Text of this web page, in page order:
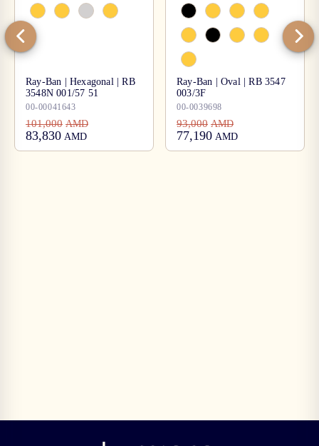
Ray-Ban | Hexagonal | RB
3548N 001/57 51
00-00041643
101,000 AMD
83,830 AMD
Ray-Ban | Oval | RB 3547
003/3F
00-0039698
93,000 AMD
77,190 AMD